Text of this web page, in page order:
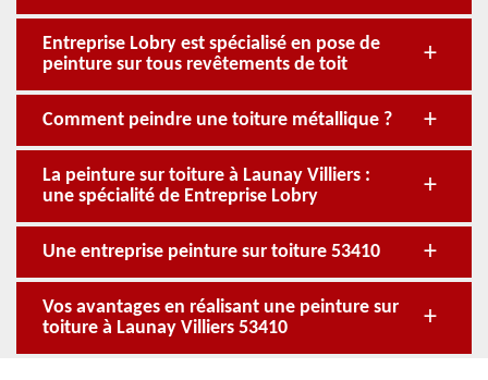
Entreprise Lobry est spécialisé en pose de
peinture sur tous revêtements de toit
Comment peindre une toiture métallique ?
La peinture sur toiture à Launay Villiers :
une spécialité de Entreprise Lobry
Une entreprise peinture sur toiture 53410
Vos avantages en réalisant une peinture sur
toiture à Launay Villiers 53410